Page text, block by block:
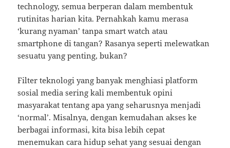
technology, semua berperan dalam membentuk
rutinitas harian kita. Pernahkah kamu merasa
‘kurang nyaman’ tanpa smart watch atau
smartphone di tangan? Rasanya seperti melewatkan
sesuatu yang penting, bukan?
Filter teknologi yang banyak menghiasi platform
sosial media sering kali membentuk opini
masyarakat tentang apa yang seharusnya menjadi
‘normal’. Misalnya, dengan kemudahan akses ke
berbagai informasi, kita bisa lebih cepat
menemukan cara hidup sehat yang sesuai dengan